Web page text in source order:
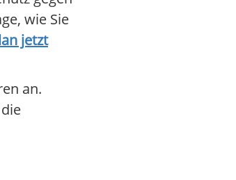
wie Sie
jetzt
an.